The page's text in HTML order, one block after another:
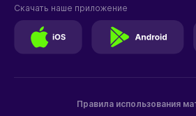
Правила использования
Скачать наше приложение